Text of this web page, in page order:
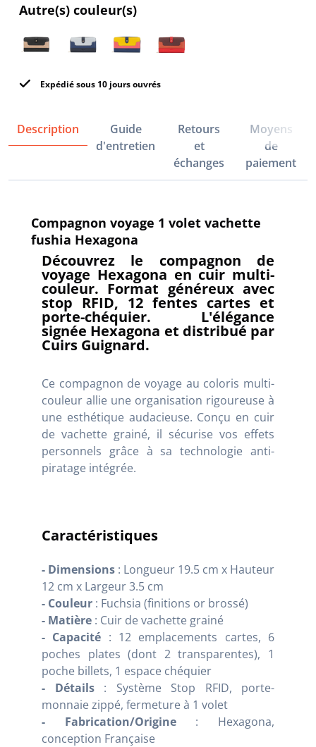
Autre(s) couleur(s)
Expédié sous 10 jours ouvrés
Description
Guide
d'entretien
Retours
et
échanges
Moyens
de
paiement
Compagnon voyage 1 volet vachette
fushia Hexagona
Découvrez le compagnon de
voyage Hexagona en cuir multi-
couleur. Format généreux avec
stop RFID, 12 fentes cartes et
porte-chéquier. L'élégance
signée Hexagona et distribué par
Cuirs Guignard.
Ce compagnon de voyage au coloris multi-
couleur allie une organisation rigoureuse à
une esthétique audacieuse. Conçu en cuir
de vachette grainé, il sécurise vos effets
personnels grâce à sa technologie anti-
piratage intégrée.
Caractéristiques
- Dimensions : Longueur 19.5 cm x Hauteur
12 cm x Largeur 3.5 cm
- Couleur : Fuchsia (finitions or brossé)
- Matière : Cuir de vachette grainé
- Capacité : 12 emplacements cartes, 6
poches plates (dont 2 transparentes), 1
poche billets, 1 espace chéquier
- Détails: Système Stop RFID, porte-
monnaie zippé, fermeture à 1 volet
- Fabrication/Origine: Hexagona,
conception Française